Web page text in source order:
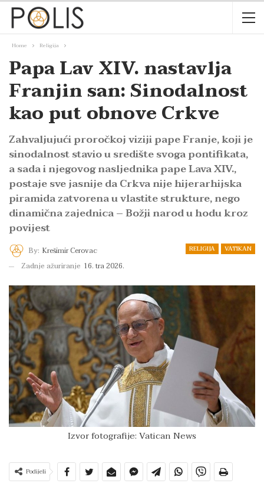
Home Religija
Papa Lav XIV. nastavlja
Franjin san: Sinodalnost
kao put obnove Crkve
Zahvaljujući proročkoj viziji pape Franje, koji je
sinodalnost stavio u središte svoga pontifikata,
a sada i njegovog nasljednika pape Lava XIV.,
postaje sve jasnije da Crkva nije hijerarhijska
piramida zatvorena u vlastite strukture, nego
dinamična zajednica – Božji narod u hodu kroz
povijest
RELIGIJA VATIKAN
By: Krešimir Cerovac
Zadnje ažuriranje 16. tra 2026.
Izvor fotografije: Vatican News
Podijeli